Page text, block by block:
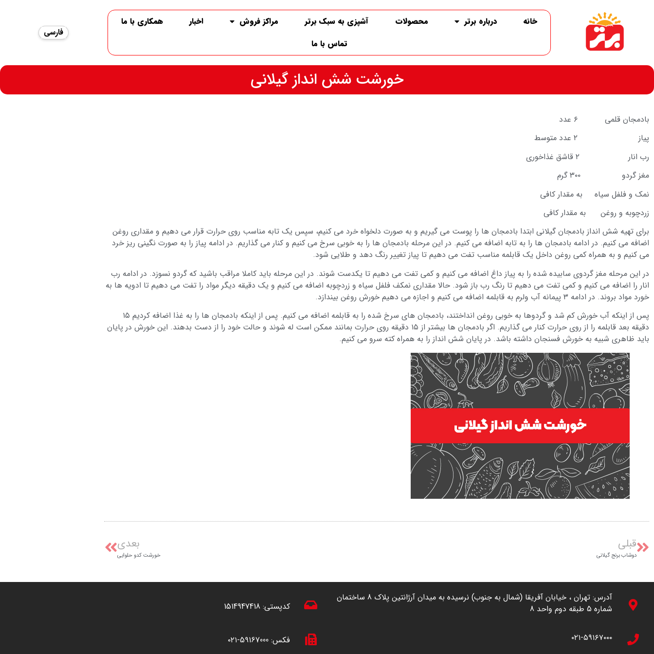
خانه درباره برتر محصولات آشپزی به سبک برتر مراکز فروش اخبار
همکاری با ما
تماس با ما
فارسی
خورشت شش انداز گیلانی
بادمجان قلمی ۶ عدد
پیاز ۲ عدد متوسط
رب انار ۲ قاشق غذاخوری
مغز گردو ۳۰۰ گرم
نمک و فلفل سیاه به مقدار کافی
زردچوبه و روغن به مقدار کافی
برای تهیه شش انداز بادمجان گیلانی ابتدا بادمجان ها را پوست می گیریم و به صورت دلخواه خرد می کنیم، سپس یک تابه مناسب روی حرارت قرار می دهیم و مقداری روغن
اضافه می کنیم. در ادامه بادمجان ها را به تابه اضافه می کنیم. در این مرحله بادمجان ها را به خوبی سرخ می کنیم و کنار می گذاریم. در ادامه پیاز را به صورت نگینی ریز خرد
می کنیم و به همراه کمی روغن داخل یک قابلمه مناسب تفت می دهیم تا پیاز تغییر رنگ دهد و طلایی شود.
در این مرحله مغز گردوی سابیده شده را به پیاز داغ اضافه می کنیم و کمی تفت می دهیم تا یکدست شوند. در این مرحله باید کاملا مراقب باشید که گردو نسوزد. در ادامه رب
انار را اضافه می کنیم و کمی تفت می دهیم تا رنگ رب باز شود. حالا مقداری نمکف فلفل سیاه و زردچوبه اضافه می کنیم و یک دقیقه دیگر مواد را تفت می دهیم تا ادویه ها به
خورد مواد بروند. در ادامه ۳ پیمانه آب ولرم به قابلمه اضافه می کنیم و اجازه می دهیم خورش روغن بیندازد.
پس از اینکه آب خورش کم شد و گردوها به خوبی روغن انداختند، بادمجان های سرخ شده را به قابلمه اضافه می کنیم. پس از اینکه بادمجان ها را به غذا اضافه کردیم ۱۵
دقیقه بعد قابلمه را از روی حرارت کنار می گذاریم. اگر بادمجان ها بیشتر از ۱۵ دقیقه روی حرارت بمانند ممکن است له شوند و حالت خود را از دست بدهند. این خورش در پایان
باید ظاهری شبیه به خورش فسنجان داشته باشد. در پایان شش انداز را به همراه کته سرو می کنیم.
قبلی
دوشاب برنج گیلانی
بعدی
خورشت کدو حلوایی
آدرس: تهران ، خیابان آفریقا (شمال به جنوب) نرسیده به میدان آرژانتین پلاک 8 ساختمان
شماره 5 طبقه دوم واحد 8
کدپستی:1514947418
۰۲۱-۵۹۱۶۷۰۰۰ فکس:59167000-۰۲۱